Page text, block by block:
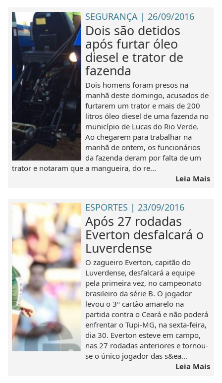
SEGURANÇA | 26/09/2016
Dois são detidos
após furtar óleo
diesel e trator de
fazenda
Dois homens foram presos na
manhã deste domingo, acusados de
furtarem um trator e mais de 200
litros óleo diesel de uma fazenda no
município de Lucas do Rio Verde.
Ao chegarem para trabalhar na
manhã de ontem, os funcionários
da fazenda deram por falta de um
trator e notaram que a mangueira, do re...
Leia Mais
ESPORTES | 23/09/2016
Após 27 rodadas
Everton desfalcará o
Luverdense
O zagueiro Everton, capitão do
Luverdense, desfalcará a equipe
pela primeira vez, no campeonato
brasileiro da série B. O jogador
levou o 3º cartão amarelo na
partida contra o Ceará e não poderá
enfrentar o Tupi-MG, na sexta-feira,
dia 30. Everton esteve em campo,
nas 27 rodadas anteriores e tornou-
se o único jogador das s&ea...
Leia Mais